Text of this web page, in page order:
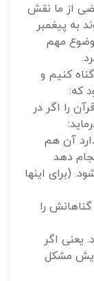
از ما نقش
به پیغمبر
مهم
کنیم و
که:
را اگر در
آن هم
دهد
(برای اینها
را
یعنی اگر
مشکل